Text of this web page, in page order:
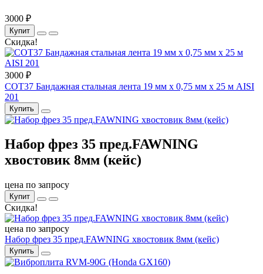
3000 ₽
Купит
Скидка!
3000 ₽
COT37 Бандажная стальная лента 19 мм x 0,75 мм x 25 м AISI
201
Купить
Набор фрез 35 пред.FAWNING
хвостовик 8мм (кейс)
цена по запросу
Купит
Скидка!
цена по запросу
Набор фрез 35 пред.FAWNING хвостовик 8мм (кейс)
Купить